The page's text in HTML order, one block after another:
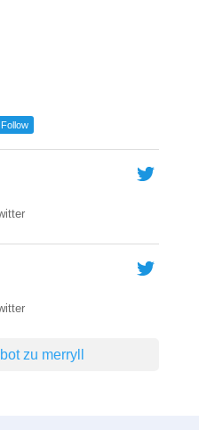
Follow
zu merryll